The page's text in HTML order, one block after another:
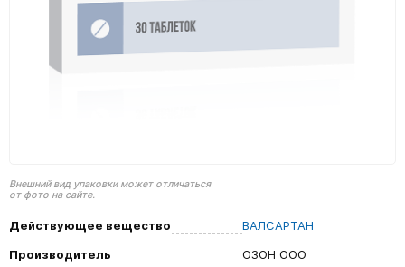
Внешний вид упаковки может отличаться
от фото на сайте.
Действующее вещество
ВАЛСАРТАН
Производитель
ОЗОН ООО